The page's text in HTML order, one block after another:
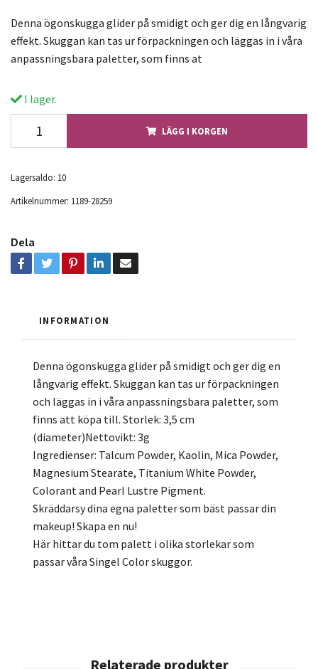
Denna ögonskugga glider på smidigt och ger dig en långvarig
effekt. Skuggan kan tas ur förpackningen och läggas in i våra
anpassningsbara paletter, som finns at
I lager.
LÄGG I KORGEN
Lagersaldo: 10
Artikelnummer: 1189-28259
Dela
INFORMATION
Denna ögonskugga glider på smidigt och ger dig en
långvarig effekt. Skuggan kan tas ur förpackningen
och läggas in i våra anpassningsbara paletter, som
finns att köpa till. Storlek: 3,5 cm
(diameter)Nettovikt: 3g
Ingredienser: Talcum Powder, Kaolin, Mica Powder,
Magnesium Stearate, Titanium White Powder,
Colorant and Pearl Lustre Pigment.
Skräddarsy dina egna paletter som bäst passar din
makeup! Skapa en nu!
Här hittar du tom palett i olika storlekar som
passar våra Singel Color skuggor.